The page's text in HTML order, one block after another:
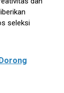
seleksi